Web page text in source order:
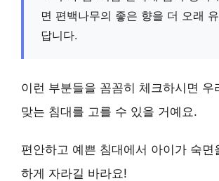
면 편백나무의 좋은 향을 더 오래
답니다.
이런 부분들을 꼼꼼히 체크하시면 우
맞는 침대를 고를 수 있을 거예요.
편안하고 예쁜 침대에서 아이가 숙면
하게 자라길 바라요!